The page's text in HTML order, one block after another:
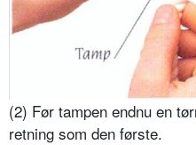
(2) Før tampen endnu en
retning som den første.